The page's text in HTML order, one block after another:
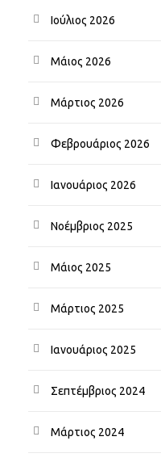
Ιούλιος 2026
Μάιος 2026
Μάρτιος 2026
Φεβρουάριος 2026
Ιανουάριος 2026
Νοέμβριος 2025
Μάιος 2025
Μάρτιος 2025
Ιανουάριος 2025
Σεπτέμβριος 2024
Μάρτιος 2024